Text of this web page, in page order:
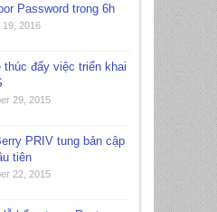
Password trong 6h
2016
thúc đẩy việc triển khai
29, 2015
PRIV tung bản cập
tiên
22, 2015